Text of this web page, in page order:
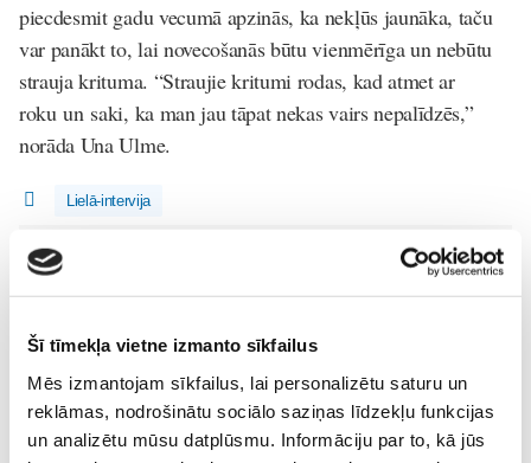
Šī tīmekļa vietne izmanto sīkfailus
Mēs izmantojam sīkfailus, lai personalizētu saturu un
reklāmas, nodrošinātu sociālo saziņas līdzekļu funkcijas
un analizētu mūsu datplūsmu. Informāciju par to, kā jūs
piecdesmit gadu vecumā apzinās, ka nekļūs jaunāka, taču
var panākt to, lai novecošanās būtu vienmērīga un nebūtu
strauja krituma. “Straujie kritumi rodas, kad atmet ar
roku un saki, ka man jau tāpat nekas vairs nepalīdzēs,”
norāda Una Ulme.
Lielā-intervija
Lasi vēl
Sākam jauno Māmiņu Brokastu sezonu 9. septembrī!
09. Aug 19:00